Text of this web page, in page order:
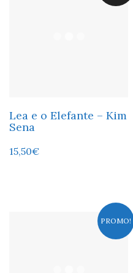
Lea e o Elefante – Kim
Sena
15,50€
PROMO!